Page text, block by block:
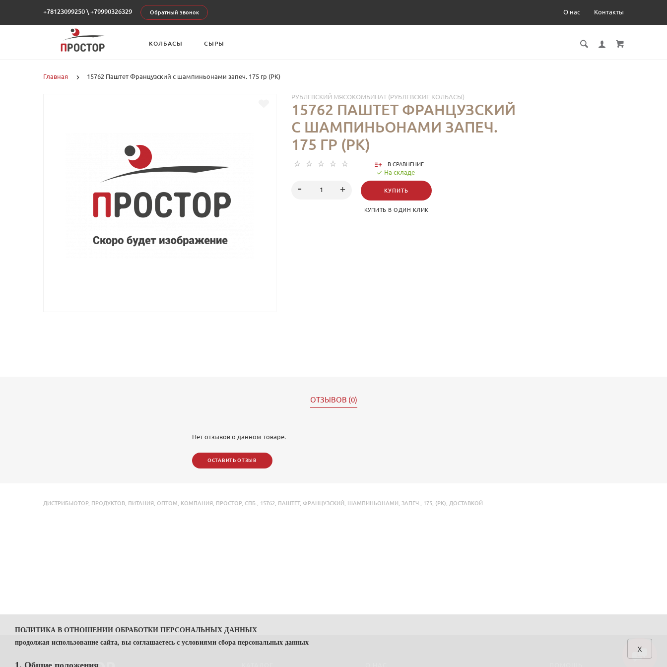
+78123099250 \ +79990326329 Обратный звонок О нас Контакты
КОЛБАСЫ СЫРЫ
Главная 15762 Паштет Французский с шампиньонами запеч. 175 гр (РК)
РУБЛЕВСКИЙ МЯСОКОМБИНАТ (РУБЛЕВСКИЕ КОЛБАСЫ)
15762 ПАШТЕТ ФРАНЦУЗСКИЙ
С ШАМПИНЬОНАМИ ЗАПЕЧ.
175 ГР (РК)
В СРАВНЕНИЕ
На складе
КУПИТЬ
КУПИТЬ В ОДИН КЛИК
ОТЗЫВОВ (0)
Нет отзывов о данном товаре.
ОСТАВИТЬ ОТЗЫВ
ДИСТРИБЬЮТОР, ПРОДУКТОВ ПИТАНИЯ ОПТОМ КОМПАНИЯ ПРОСТОР, СПБ. 15762 ПАШТЕТ, ФРАНЦУЗСКИЙ ШАМПИНЬОНАМИ ЗАПЕЧ. 175 (РК) ДОСТАВКОЙ
ПОЛИТИКА В ОТНОШЕНИИ ОБРАБОТКИ ПЕРСОНАЛЬНЫХ ДАННЫХ
продолжая использование сайта, вы соглашаетесь с условиями сбора персональных данных
1. Общие положения
x